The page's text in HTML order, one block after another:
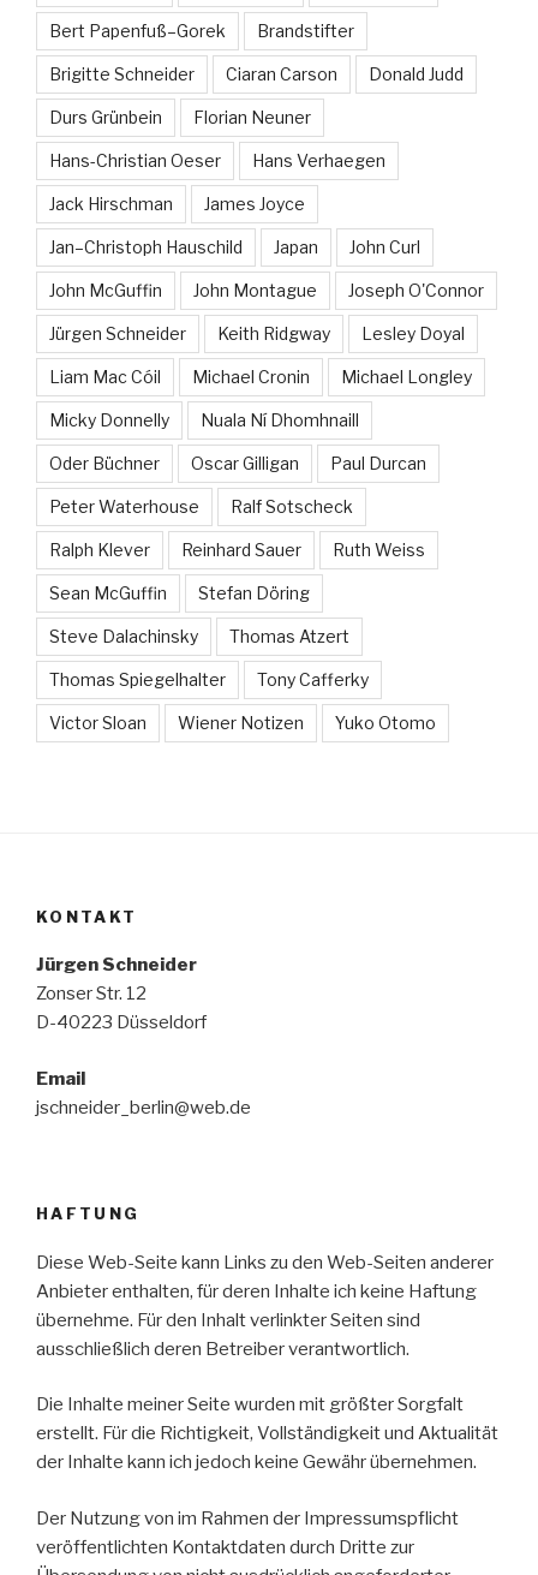
Bert Papenfuß–Gorek Brandstifter
Brigitte Schneider Ciaran Carson Donald Judd
Durs Grünbein Florian Neuner
Hans-Christian Oeser Hans Verhaegen
Jack Hirschman James Joyce
Jan–Christoph Hauschild Japan John Curl
John McGuffin John Montague Joseph O'Connor
Jürgen Schneider Keith Ridgway Lesley Doyal
Liam Mac Cóil Michael Cronin Michael Longley
Micky Donnelly Nuala Ní Dhomhnaill
Oder Büchner Oscar Gilligan Paul Durcan
Peter Waterhouse Ralf Sotscheck
Ralph Klever Reinhard Sauer Ruth Weiss
Sean McGuffin Stefan Döring
Steve Dalachinsky Thomas Atzert
Thomas Spiegelhalter Tony Cafferky
Victor Sloan Wiener Notizen Yuko Otomo
KONTAKT
Jürgen Schneider
Zonser Str. 12
D-40223 Düsseldorf
Email
jschneider_berlin@web.de
HAFTUNG
Diese Web-Seite kann Links zu den Web-Seiten anderer
Anbieter enthalten, für deren Inhalte ich keine Haftung
übernehme. Für den Inhalt verlinkter Seiten sind
ausschließlich deren Betreiber verantwortlich.
Die Inhalte meiner Seite wurden mit größter Sorgfalt
erstellt. Für die Richtigkeit, Vollständigkeit und Aktualität
der Inhalte kann ich jedoch keine Gewähr übernehmen.
Der Nutzung von im Rahmen der Impressumspflicht
veröffentlichten Kontaktdaten durch Dritte zur